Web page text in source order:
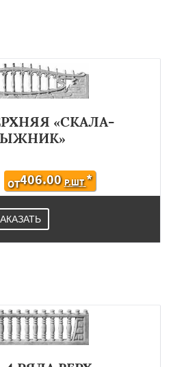
«СКАЛА-
ОТ406.00 Р.ШТ*